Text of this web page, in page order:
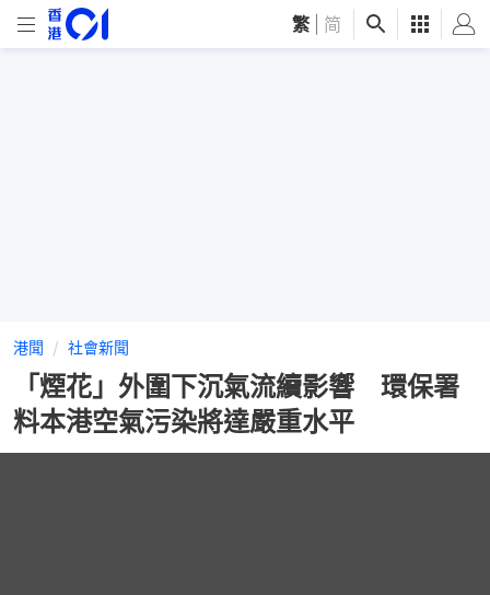
繁 简
港聞 社會新聞
「煙花」外圍下沉氣流續影響 環保署
料本港空氣污染將達嚴重水平